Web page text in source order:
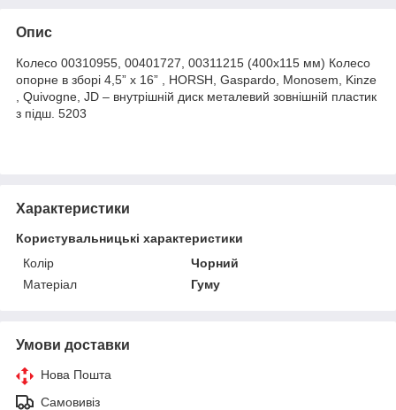
Опис
Колесо 00310955, 00401727, 00311215 (400x115 мм) Колесо
опорне в зборі 4,5” x 16” , HORSH, Gaspardo, Monosem, Kinze
, Quivogne, JD – внутрішній диск металевий зовнішній пластик
з підш. 5203
Характеристики
Користувальницькі характеристики
Колір
Чорний
Матеріал
Гуму
Умови доставки
Нова Пошта
Самовивіз